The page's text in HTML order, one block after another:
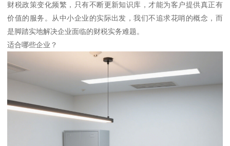
财税政策变化频繁，只有不断更新知识库，才能为客户提供真正有
价值的服务。从中小企业的实际出发，我们不追求花哨的概念，而
是脚踏实地解决企业面临的财税实务难题。
适合哪些企业？